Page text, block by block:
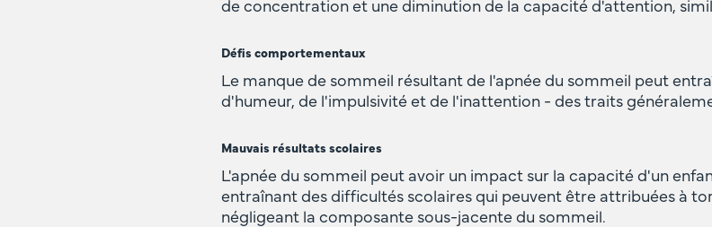
de concentration et une diminution de la capacité d'attention,
Défis comportementaux
Le manque de sommeil résultant de l'apnée du sommeil peut
d'humeur, de l'impulsivité et de l'inattention - des traits
Mauvais résultats scolaires
L'apnée du sommeil peut avoir un impact sur la capacité d'un
entraînant des difficultés scolaires qui peuvent être attribuées à
négligeant la composante sous-jacente du sommeil.